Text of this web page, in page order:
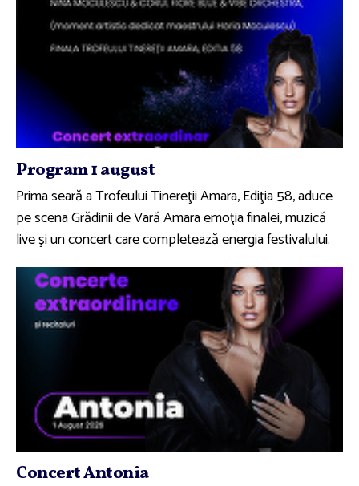
Program 1 august
Prima seară a Trofeului Tinereţii Amara, Ediţia 58, aduce
pe scena Grădinii de Vară Amara emoţia finalei, muzică
live şi un concert care completează energia festivalului.
Concert Antonia